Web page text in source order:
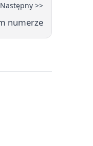
Następny >>
numerze